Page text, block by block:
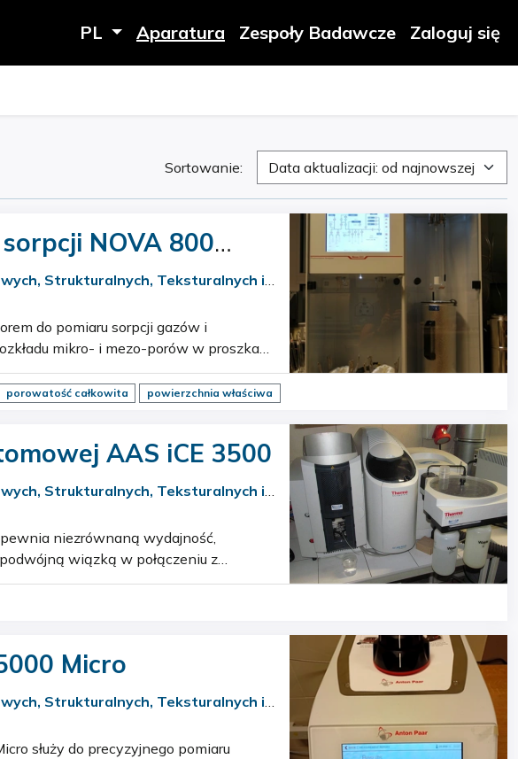
PL Aparatura Zespoły Badawcze Zaloguj się
Sortowanie: Data aktualizacji: od najnowszej
NOVA 800
Strukturalnych, Teksturalnych i
mikro- i mezo-porów w proszkach
porowatych. Charakterystyka aparatu: sorpcja ga…
porowatość całkowita powierzchnia właściwa
AAS iCE 3500
Strukturalnych, Teksturalnych i
wiązką w połączeniu z
i długoterminową
Micro
Strukturalnych, Teksturalnych i